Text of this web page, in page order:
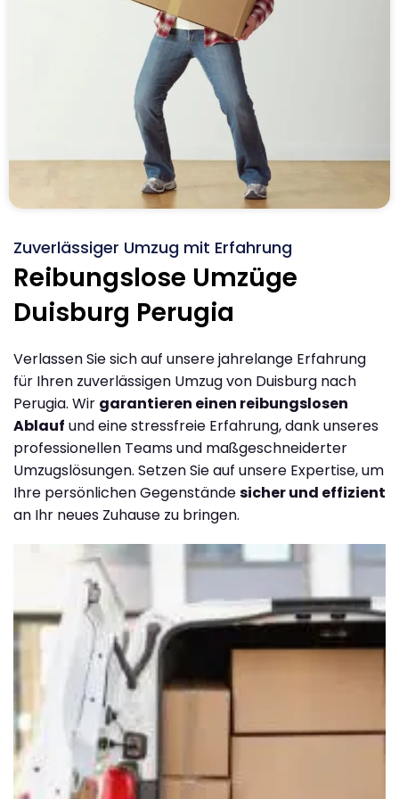
Zuverlässiger Umzug mit Erfahrung
Reibungslose Umzüge
Duisburg Perugia
Verlassen Sie sich auf unsere jahrelange Erfahrung
für Ihren zuverlässigen Umzug von Duisburg nach
Perugia. Wir garantieren einen reibungslosen
Ablauf und eine stressfreie Erfahrung, dank unseres
professionellen Teams und maßgeschneiderter
Umzugslösungen. Setzen Sie auf unsere Expertise, um
Ihre persönlichen Gegenständesicher und effizient
an Ihr neues Zuhause zu bringen.